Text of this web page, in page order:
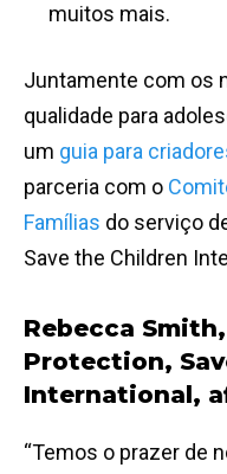
muitos mais.
Juntamente com os
qualidade para
um guia para
parceria com o
Famílias do serviço
Save the Children
Rebecca
Protection,
International,
“Temos o prazer de